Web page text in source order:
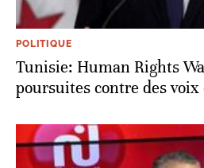
POLITIQUE
Tunisie: Human Rights
poursuites contre des